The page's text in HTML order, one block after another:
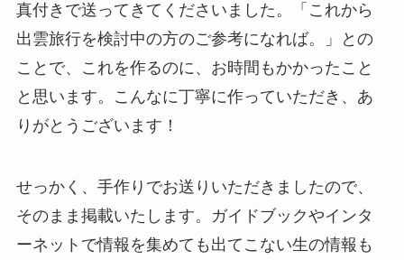
真付きで送ってきてくださいました。「これから
出雲旅行を検討中の方のご参考になれば。」との
ことで、これを作るのに、お時間もかかったこと
と思います。こんなに丁寧に作っていただき、あ
りがとうございます！
せっかく、手作りでお送りいただきましたので、
そのまま掲載いたします。ガイドブックやインタ
ーネットで情報を集めても出てこない生の情報も